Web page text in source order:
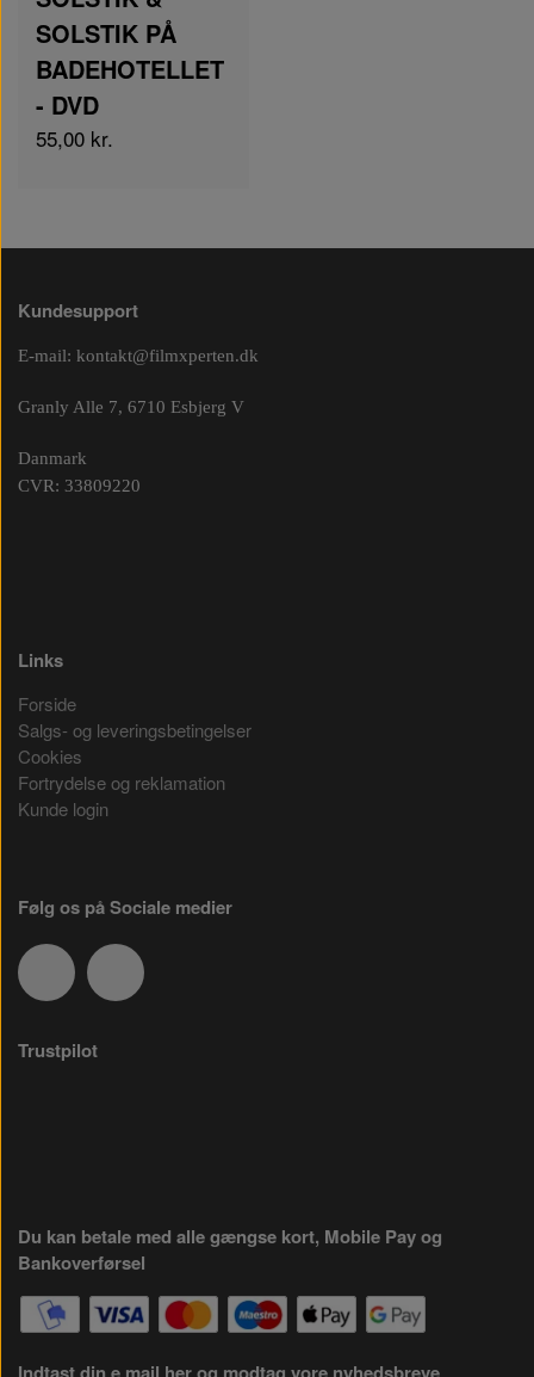
SOLSTIK PÅ
BADEHOTELLET
- DVD
55,00 kr.
Kundesupport
E-mail: kontakt@filmxperten.dk
Granly Alle 7, 6710 Esbjerg V
Danmark
CVR: 33809220
Links
Forside
Salgs- og leveringsbetingelser
Cookies
Fortrydelse og reklamation
Kunde login
Følg os på Sociale medier
Trustpilot
Du kan betale med alle gængse kort, Mobile Pay og
Bankoverførsel